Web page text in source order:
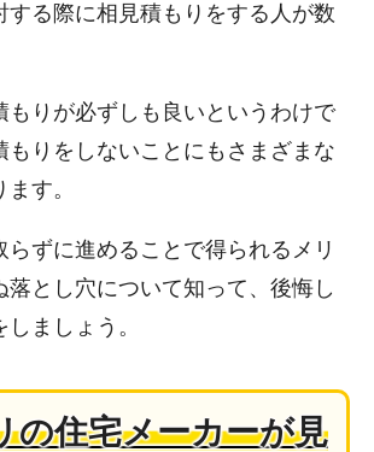
する際に相見積もりをする人が数
もりが必ずしも良いというわけで
もりをしないことにもさまざまな
す。
らずに進めることで得られるメリ
落とし穴について知って、後悔し
ましょう。
の住宅メーカーが見